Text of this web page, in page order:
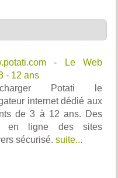
-
Le Web
- 12 ans
Potati le
internet dédié aux
de 3 à 12 ans. Des
en ligne des sites
sécurisé. suite...